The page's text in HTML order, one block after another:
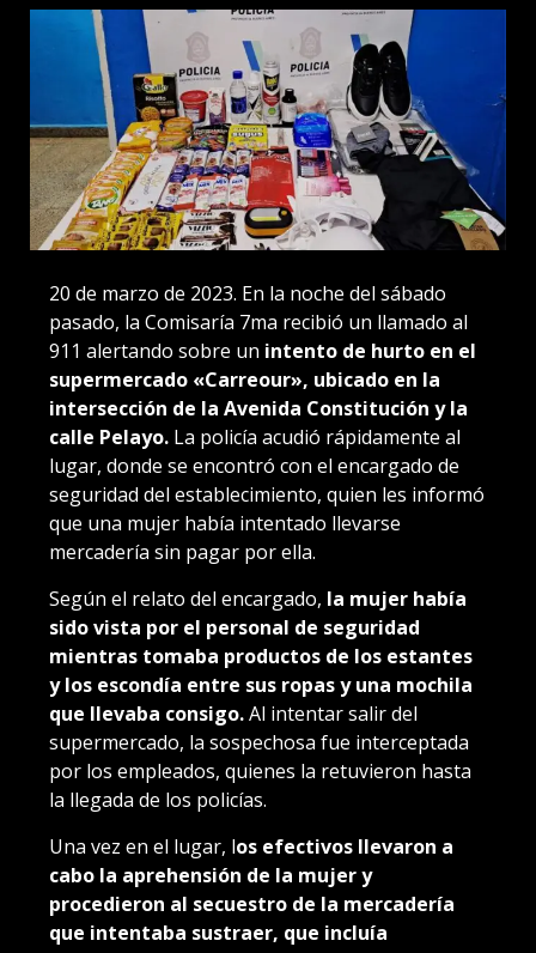
20 de marzo de 2023. En la noche del sábado
pasado, la Comisaría 7ma recibió un llamado al
911 alertando sobre un intento de hurto en el
supermercado «Carreour», ubicado en la
intersección de la Avenida Constitución y la
calle Pelayo. La policía acudió rápidamente al
lugar, donde se encontró con el encargado de
seguridad del establecimiento, quien les informó
que una mujer había intentado llevarse
mercadería sin pagar por ella.
Según el relato del encargado, la mujer había
sido vista por el personal de seguridad
mientras tomaba productos de los estantes
y los escondía entre sus ropas y una mochila
que llevaba consigo.Al intentar salir del
supermercado, la sospechosa fue interceptada
por los empleados, quienes la retuvieron hasta
la llegada de los policías.
Una vez en el lugar, los efectivos llevaron a
cabo la aprehensión de la mujer y
procedieron al secuestro de la mercadería
que intentaba sustraer, que incluía